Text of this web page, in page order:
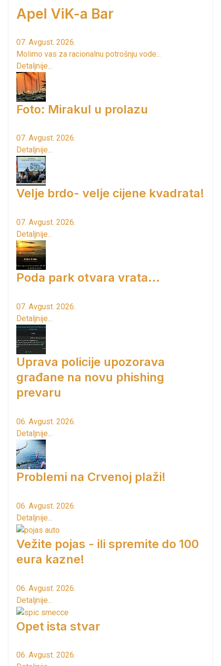
Apel ViK-a Bar
07. Avgust. 2026.
Molimo vas za racionalnu potrošnju vode...
Detaljnije...
Foto: Mirakul u prolazu
07. Avgust. 2026.
Detaljnije...
Velje brdo- velje cijene kvadrata!
07. Avgust. 2026.
Detaljnije...
Poda park otvara vrata...
07. Avgust. 2026.
Detaljnije...
Uprava policije upozorava
građane na novu phishing
prevaru
06. Avgust. 2026.
Detaljnije...
Problemi na Crvenoj plaži!
06. Avgust. 2026.
Detaljnije...
Vežite pojas - ili spremite do 100
eura kazne!
06. Avgust. 2026.
Detaljnije...
Opet ista stvar
06. Avgust. 2026.